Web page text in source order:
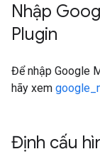
Nhập
Plugin
Để nhập Google
hãy xem
Định cấu